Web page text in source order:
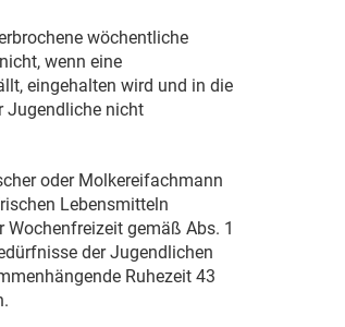
wöchentliche
wenn eine
eingehalten wird und in die
Jugendliche nicht
oder Molkereifachmann
Lebensmitteln
gemäß Abs. 1
der Jugendlichen
Ruhezeit 43